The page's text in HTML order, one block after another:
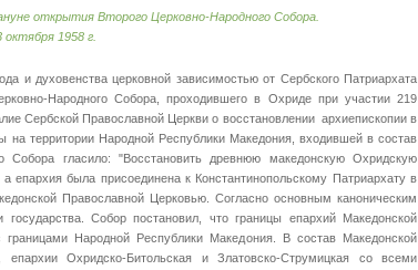
открытия Второго Церковно-Народного Собора.
октября 1958 г.
и духовенства церковной зависимостью от Сербского Патриархата
Народного Собора, проходившего в Охриде при участии 219
Сербской Православной Церкви о восстановлении архиепископии в
территории Народной Республики Македония, входившей в состав
Собора гласило: "Восстановить древнюю македонскую Охридскую
епархия была присоединена к Константинопольскому Патриархату в
Православной Церковью. Согласно основным каноническим
Собор постановил, что границы епархий Македонской
Народной Республики Македония. В состав Македонской
Охридско-Битольская и Златовско-Струмицкая со всеми